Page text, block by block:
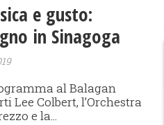
e gusto:
in Sinagoga
al Balagan
Lee Colbert, l’Orchestra
e la...